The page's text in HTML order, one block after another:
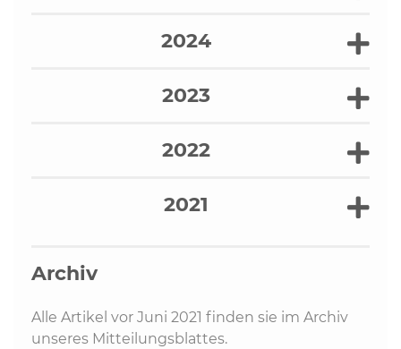
2024
2023
2022
2021
Archiv
Alle Artikel vor Juni 2021 finden sie im Archiv
unseres Mitteilungsblattes.